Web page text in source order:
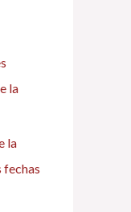
la
la
fechas